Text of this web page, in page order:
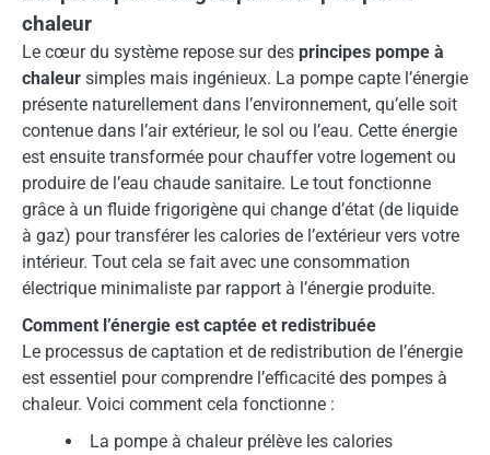
chaleur
Le cœur du système repose sur des principes pompe à
chaleur simples mais ingénieux. La pompe capte l’énergie
présente naturellement dans l’environnement, qu’elle soit
contenue dans l’air extérieur, le sol ou l’eau. Cette énergie
est ensuite transformée pour chauffer votre logement ou
produire de l’eau chaude sanitaire. Le tout fonctionne
grâce à un fluide frigorigène qui change d’état (de liquide
à gaz) pour transférer les calories de l’extérieur vers votre
intérieur. Tout cela se fait avec une consommation
électrique minimaliste par rapport à l’énergie produite.
Comment l’énergie est captée et redistribuée
Le processus de captation et de redistribution de l’énergie
est essentiel pour comprendre l’efficacité des pompes à
chaleur. Voici comment cela fonctionne :
La pompe à chaleur prélève les calories